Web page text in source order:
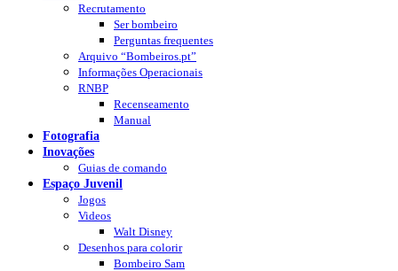
Recrutamento
Ser bombeiro
Perguntas frequentes
Arquivo “Bombeiros.pt”
Informações Operacionais
RNBP
Recenseamento
Manual
Fotografia
Inovações
Guias de comando
Espaço Juvenil
Jogos
Videos
Walt Disney
Desenhos para colorir
Bombeiro Sam